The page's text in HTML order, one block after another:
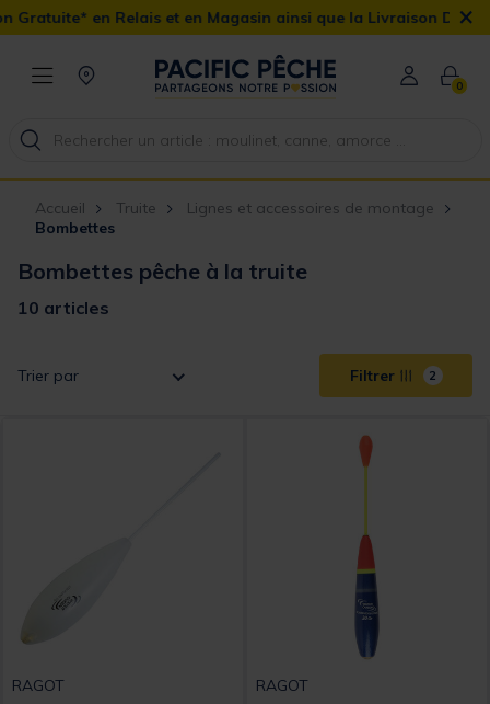
et en Magasin ainsi que la Livraison Domicile offerte dès
×
0
Accueil Truite
Lignes et accessoires de montage
Bombettes
Bombettes pêche à la truite
10 articles
Trier par Filtrer 2
RAGOT RAGOT